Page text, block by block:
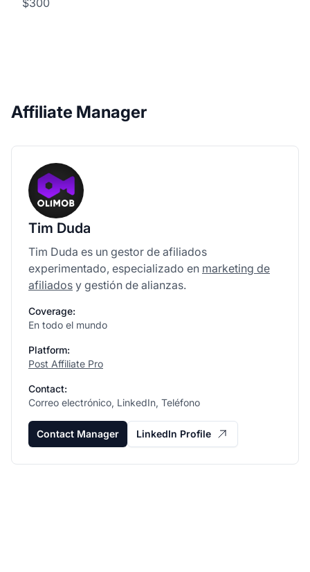
Affiliate Manager
Tim Duda
Tim Duda es un gestor de afiliados
experimentado, especializado en marketing de
afiliados y gestión de alianzas.
Coverage:
En todo el mundo
Platform:
Post Affiliate Pro
Contact:
Correo electrónico, LinkedIn, Teléfono
Contact Manager LinkedIn Profile